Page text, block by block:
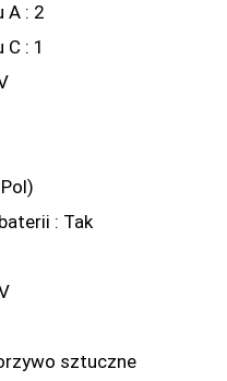
A : 2
: 1
: Tak
sztuczne